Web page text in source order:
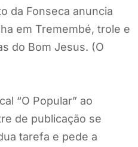
da Fonseca anuncia
em Tremembé, trole e
do Bom Jesus. (O
“O Popular” ao
de publicação se
tarefa e pede a